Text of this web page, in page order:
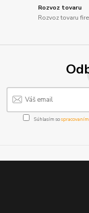
Rozvoz tovaru
Rozvoz tovaru
Súhlasím so